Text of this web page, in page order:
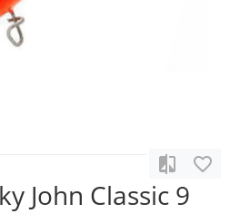
John Classic 9